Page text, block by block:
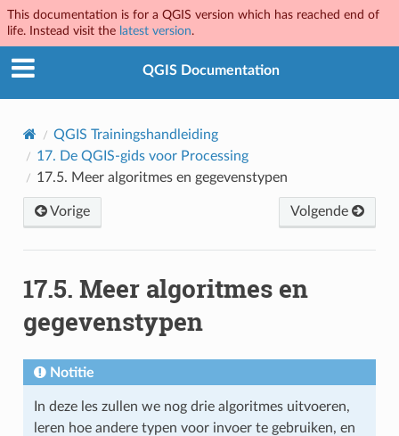
This documentation is for a QGIS version which has reached end of
life. Instead visit the latest version.
QGIS Documentation
QGIS Trainingshandleiding
17. De QGIS-gids voor Processing
17.5. Meer algoritmes en gegevenstypen
Vorige Volgende
17.5. Meer algoritmes en
gegevenstypen
Notitie
In deze les zullen we nog drie algoritmes uitvoeren,
leren hoe andere typen voor invoer te gebruiken, en